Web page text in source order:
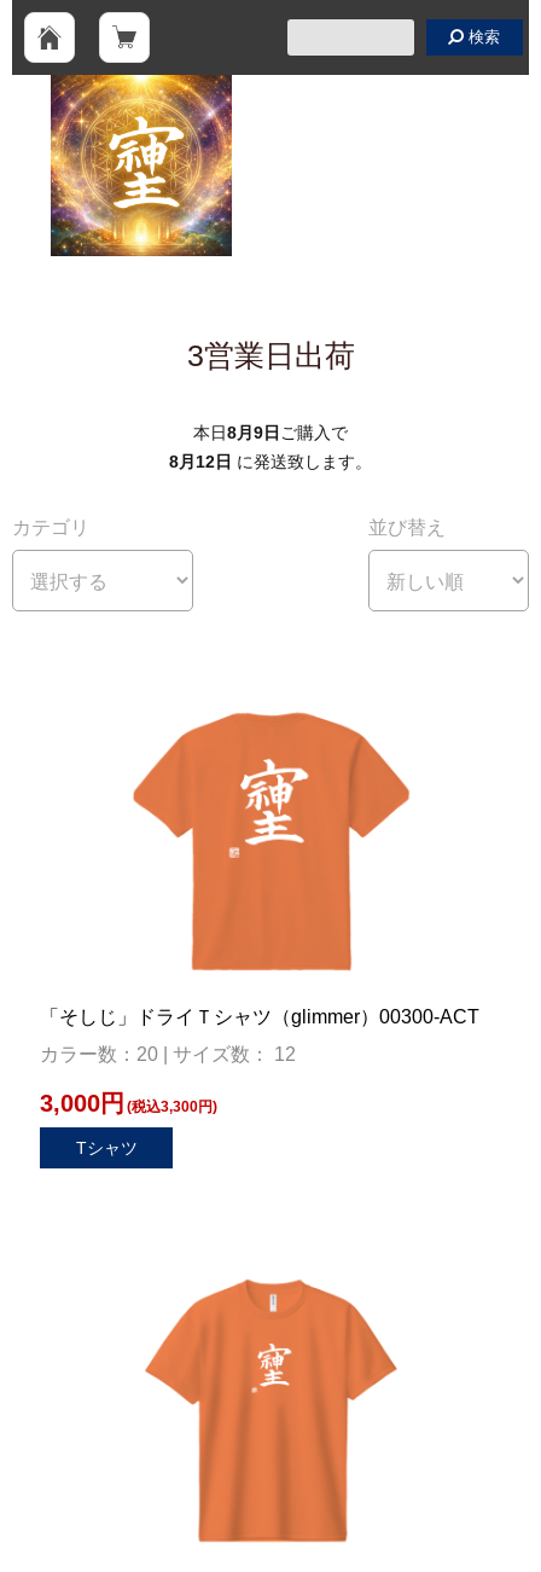
検索
3営業日出荷
本日8月9日 ご購入で
8月12日 に発送致します。
カテゴリ 並び替え
「そしじ」ドライＴシャツ（glimmer）00300-ACT
カラー数：20 | サイズ数： 12
3,000円 (税込3,300円)
Tシャツ